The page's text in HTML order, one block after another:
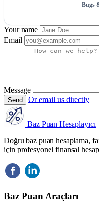
Bugs
Your name
Email
Message
Send Or email us directly
Baz Puan Hesaplayıcı
Doğru baz puan hesaplama,
için profesyonel finansal
Baz Puan Araçları